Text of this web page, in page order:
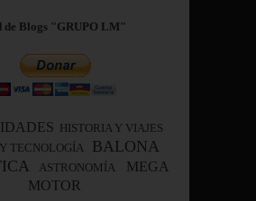
de Blogs "GRUPO LM"
HISTORIA Y VIAJES
TECNOLOGÍA
BALONA
ASTRONOMÍA
MEGA
MOTOR